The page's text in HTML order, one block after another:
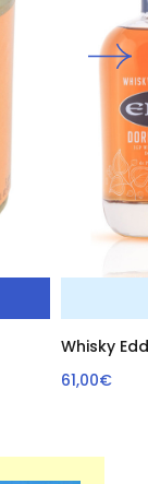
Whisky
61,00€